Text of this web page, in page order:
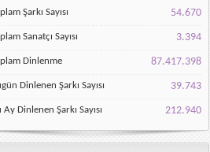
Şarkı Sayısı 54.670
Sanatçı Sayısı 3.394
Dinlenme 87.417.398
Dinlenen Şarkı Sayısı 39.743
Ay Dinlenen Şarkı Sayısı 212.940